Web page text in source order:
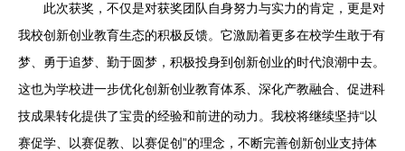
此次获奖，不仅是对获奖团队自身努力与实力的肯定，更是对
我校创新创业教育生态的积极反馈。它激励着更多在校学生敢于有
梦、勇于追梦、勤于圆梦，积极投身到创新创业的时代浪潮中去。
这也为学校进一步优化创新创业教育体系、深化产教融合、促进科
技成果转化提供了宝贵的经验和前进的动力。我校将继续坚持“以
赛促学、以赛促教、以赛促创”的理念，不断完善创新创业支持体